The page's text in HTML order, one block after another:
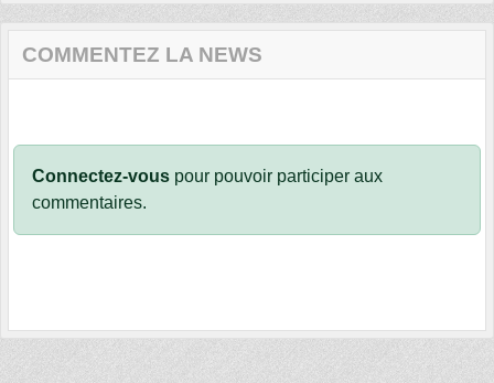
COMMENTEZ LA NEWS
Connectez-vous pour pouvoir participer aux
commentaires.